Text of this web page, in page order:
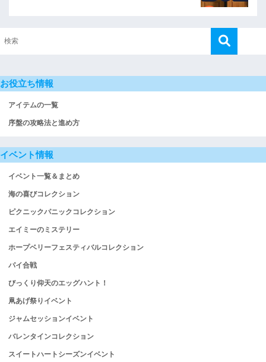
お役立ち情報
アイテムの一覧
序盤の攻略法と進め方
イベント情報
イベント一覧＆まとめ
海の喜びコレクション
ピクニックパニックコレクション
エイミーのミステリー
ホープベリーフェスティバルコレクション
パイ合戦
びっくり仰天のエッグハント！
凧あげ祭りイベント
ジャムセッションイベント
バレンタインコレクション
スイートハートシーズンイベント